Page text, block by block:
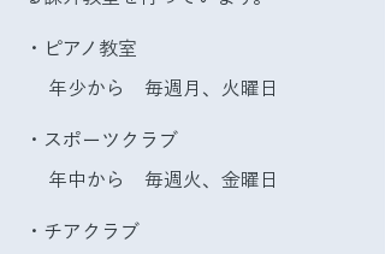
・ピアノ教室
年少から 毎週月、火曜日
・スポーツクラブ
年中から 毎週火、金曜日
・チアクラブ